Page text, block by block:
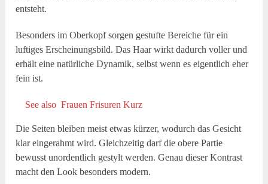
entsteht.
Besonders im Oberkopf sorgen gestufte Bereiche für ein
luftiges Erscheinungsbild. Das Haar wirkt dadurch voller und
erhält eine natürliche Dynamik, selbst wenn es eigentlich eher
fein ist.
See also Frauen Frisuren Kurz
Die Seiten bleiben meist etwas kürzer, wodurch das Gesicht
klar eingerahmt wird. Gleichzeitig darf die obere Partie
bewusst unordentlich gestylt werden. Genau dieser Kontrast
macht den Look besonders modern.